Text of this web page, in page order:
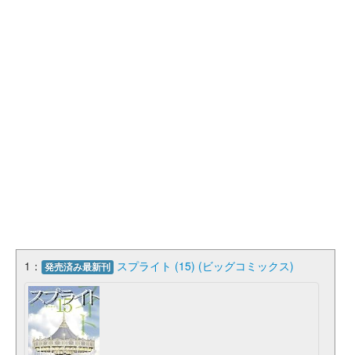
1： 発売済み最新刊 スプライト (15) (ビッグコミックス)